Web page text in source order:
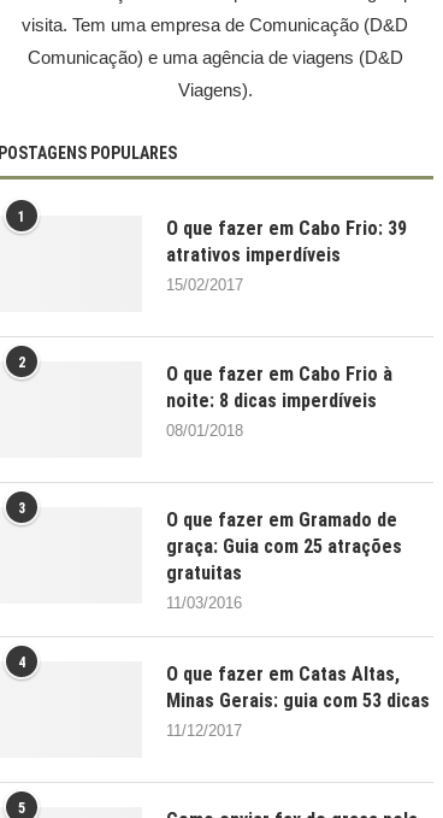
visita. Tem uma empresa de Comunicação (D&D
Comunicação) e uma agência de viagens (D&D
Viagens).
POSTAGENS POPULARES
1
O que fazer em Cabo Frio: 39
atrativos imperdíveis
15/02/2017
2
O que fazer em Cabo Frio à
noite: 8 dicas imperdíveis
08/01/2018
3
O que fazer em Gramado de
graça: Guia com 25 atrações
gratuitas
11/03/2016
4
O que fazer em Catas Altas,
Minas Gerais: guia com 53 dicas
11/12/2017
5